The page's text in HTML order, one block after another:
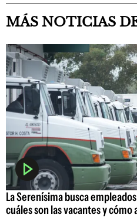
MÁS NOTICIAS
La Serenísima busca
cuáles son las vacantes y cómo